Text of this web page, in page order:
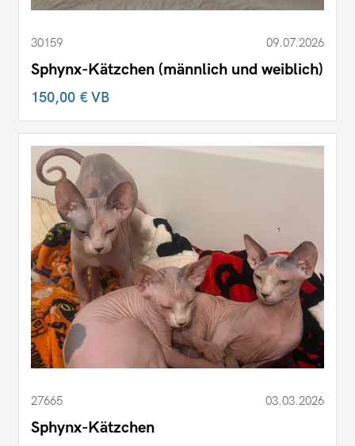
30159 09.07.2026
Sphynx-Kätzchen (männlich und weiblich)
150,00 €VB
27665 03.03.2026
Sphynx-Kätzchen